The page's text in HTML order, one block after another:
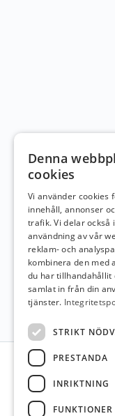
Sidfot
Denna
cookies
Vi använder cookies
innehåll, annonser
trafik. Vi delar
användning av vår
reklam- och
kombinera den med
du har tillhandahållit
samlat in från din
tjänster.
STRIKT
PRESTANDA
INRIKTNING
FUNKTIONER